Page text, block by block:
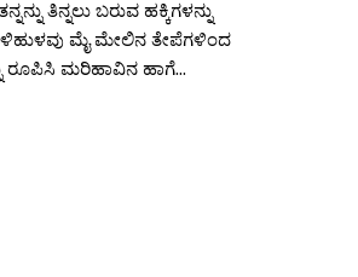
ತಿನ್ನಲು ಬರುವ ಹಕ್ಕಿಗಳನ್ನು
ಮೈ ಮೇಲಿನ ತೇಪೆಗಳಿಂದ
ರೂಪಿಸಿ ಮರಿಹಾವಿನ ಹಾಗೆ...